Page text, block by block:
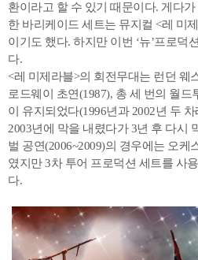
환이라고 할 수 있기 때문이다. 게다
한 바리케이드 세트는 뮤지컬 <레 미
이기도 했다. 하지만 이번 ‘뉴’프로덕
다.
<레 미제라블>의 회전무대는 런던 웨
로드웨이 초연(1987), 총 세 번의 월
이 유지되었다(1996년과 2002년 두
2003년에 막을 내렸다가 3년 후 다시
벌 공연(2006~2009)의 경우에는 오케
였지만 3차 투어 프로덕션 세트를 사
다.